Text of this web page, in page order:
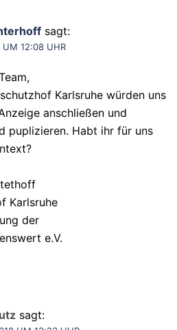
sagt:
12:08 UHR
Karlsruhe würden uns
anschließen und
puplizieren. Habt ihr für uns
Karlsruhe
der
e.V.
sagt: